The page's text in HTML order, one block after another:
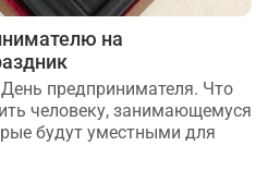
на
предпринимателя. Что
человеку, занимающемуся
будут уместными для